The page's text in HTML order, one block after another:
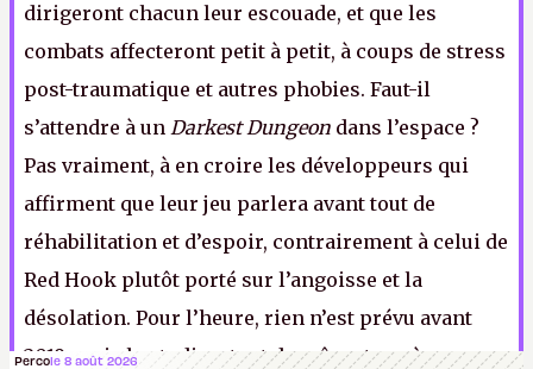
dirigeront chacun leur escouade, et que les
combats affecteront petit à petit, à coups de stress
post-traumatique et autres phobies. Faut-il
s’attendre à un Darkest Dungeon dans l’espace ?
Pas vraiment, à en croire les développeurs qui
affirment que leur jeu parlera avant tout de
réhabilitation et d’espoir, contrairement à celui de
Red Hook plutôt porté sur l’angoisse et la
désolation. Pour l’heure, rien n’est prévu avant
2019, mais le studio a tout de même tenu à
Percole 8 août 2026